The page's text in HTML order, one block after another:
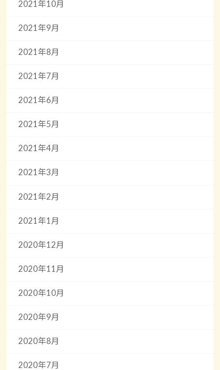
2021年10月
2021年9月
2021年8月
2021年7月
2021年6月
2021年5月
2021年4月
2021年3月
2021年2月
2021年1月
2020年12月
2020年11月
2020年10月
2020年9月
2020年8月
2020年7月